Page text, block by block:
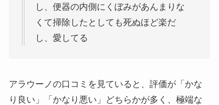
し、便器の内側にくぼみがあんまりな
くて掃除したとしても死ぬほど楽だ
し、愛してる
アラウーノの口コミを見ていると、評価が「かな
り良い」「かなり悪い」どちらかが多く、極端な